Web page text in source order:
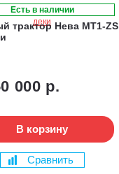
Есть в наличии
трактор Нева MT1-ZS
000 р.
В корзину
Сравнить